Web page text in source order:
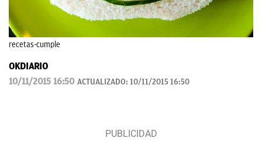
recetas-cumple
OKDIARIO
10/11/2015 16:50 ACTUALIZADO: 10/11/2015 16:50